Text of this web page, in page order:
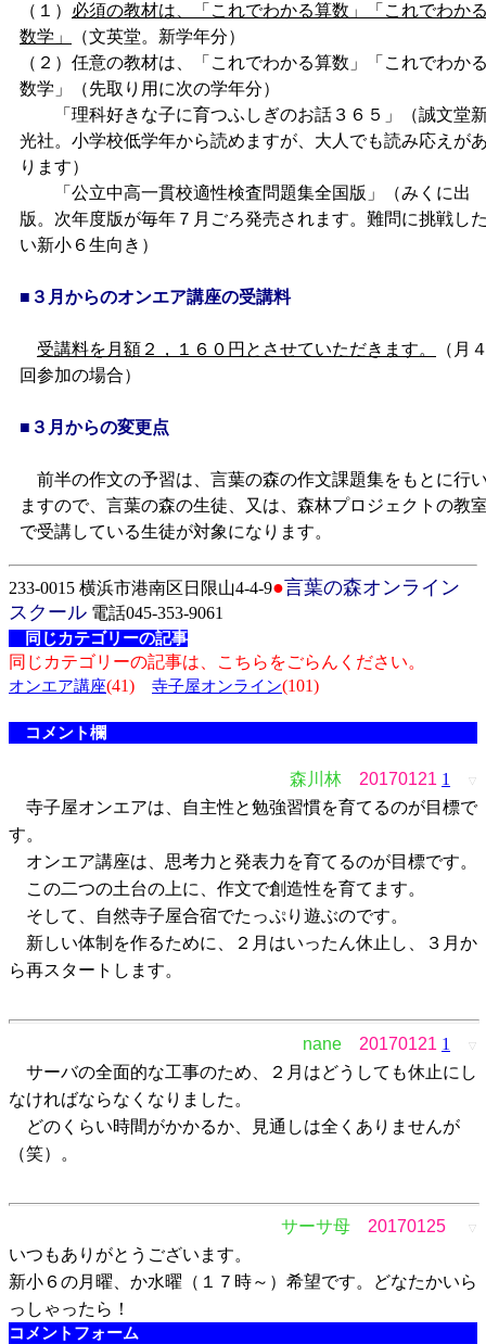
（１） 必須の教材は、「これでわかる算数」「これでわか
数学」
（文英堂。新学年分）
（２）任意の教材は、「これでわかる算数」「これでわか
数学」（先取り用に次の学年分）
「理科好きな子に育つふしぎのお話３６５」（誠文堂
光社。小学校低学年から読めますが、大人でも読み応えが
ります）
「公立中高一貫校適性検査問題集全国版」（みくに出
版。次年度版が毎年７月ごろ発売されます。難問に挑戦し
い新小６生向き）
■３月からのオンエア講座の受講料
受講料を月額２，１６０円とさせていただきます。
（月
回参加の場合）
■３月からの変更点
前半の作文の予習は、言葉の森の作文課題集をもとに行
ますので、言葉の森の生徒、又は、森林プロジェクトの教
で受講している生徒が対象になります。
233-0015 横浜市港南区日限山4-4-9●言葉の森オンライン
スクール 電話045-353-9061
同じカテゴリーの記事
同じカテゴリーの記事は、こちらをごらんください。
オンエア講座(41) 寺子屋オンライン(101)
コメント欄
森川林 20170121 1 ▽
寺子屋オンエアは、自主性と勉強習慣を育てるのが目標で
す。
オンエア講座は、思考力と発表力を育てるのが目標です。
この二つの土台の上に、作文で創造性を育てます。
そして、自然寺子屋合宿でたっぷり遊ぶのです。
新しい体制を作るために、２月はいったん休止し、３月か
ら再スタートします。
nane 20170121 1 ▽
サーバの全面的な工事のため、２月はどうしても休止にし
なければならなくなりました。
どのくらい時間がかかるか、見通しは全くありませんが
（笑）。
サーサ母 20170125 ▽
いつもありがとうございます。
新小６の月曜、か水曜（１７時～）希望です。どなたかいら
っしゃったら！
コメントフォーム